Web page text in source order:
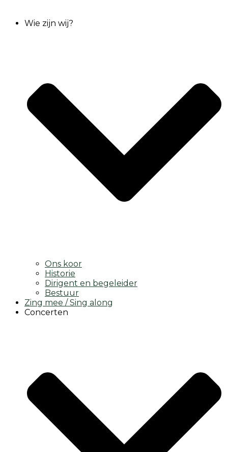
Wie zijn wij?
Ons koor
Historie
Dirigent en begeleider
Bestuur
Zing mee / Sing along
Concerten